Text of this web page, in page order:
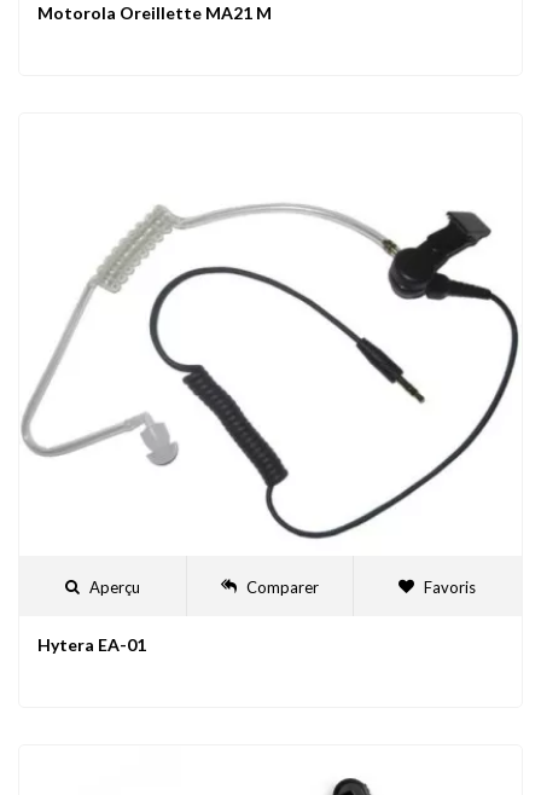
Motorola Oreillette MA21 M
Aperçu Comparer Favoris
Hytera EA-01